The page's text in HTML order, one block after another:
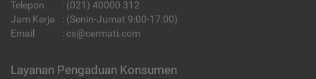
Telepon : (021) 40000 312
Jam Kerja
: (Senin-Jumat 9:00-17:00)
Email
: cs@cermati.com
Layanan Pengaduan Konsumen